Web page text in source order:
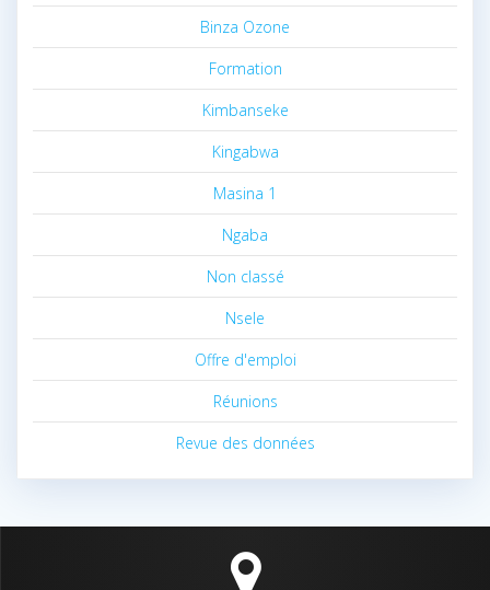
Binza Ozone
Formation
Kimbanseke
Kingabwa
Masina 1
Ngaba
Non classé
Nsele
Offre d'emploi
Réunions
Revue des données